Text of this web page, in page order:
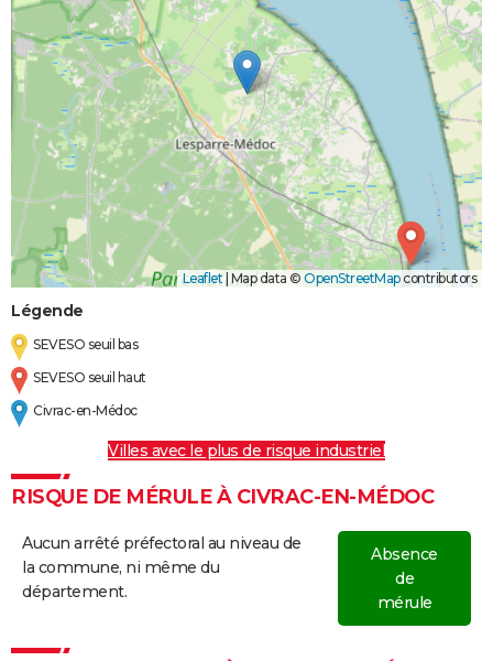
Leaflet | Map data © OpenStreetMapcontributors
Légende
SEVESO seuil bas
SEVESO seuil haut
Civrac-en-Médoc
Villes avec le plus de risque industriel
RISQUE DE MÉRULE À CIVRAC-EN-MÉDOC
Aucun arrêté préfectoral au niveau de
la commune, ni même du
département.
Absence
de
mérule